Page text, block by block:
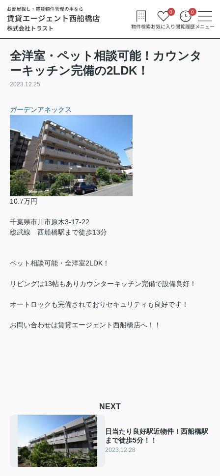
物件検索お気に入り
0
閲覧履歴
0
メニュー
全洋室・ペット相談可能！カウンタ
ーキッチン完備の2LDK！
2023.12.25
ガーデンアネックス
10.7万円
千葉県市川市原木3-17-22
総武線 西船橋駅まで徒歩13分
ペット相談可能・全洋室2LDK！
リビングは13帖もありカウンターキッチン完備で設備良好！
オートロックも完備されておりセキュリティも良好です！
お問い合わせは賃貸エージェント西船橋店へ！！
NEXT
日当たり良好駅近物件！西船橋駅
まで徒歩5分！！
2023.12.28